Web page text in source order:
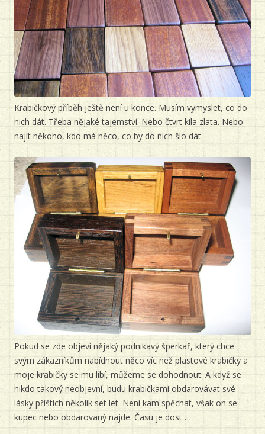
Krabičkový příběh ještě není u konce. Musím vymyslet, co do
nich dát. Třeba nějaké tajemství. Nebo čtvrt kila zlata. Nebo
najít někoho, kdo má něco, co by do nich šlo dát.
Pokud se zde objeví nějaký podnikavý šperkař, který chce
svým zákazníkům nabídnout něco víc než plastové krabičky a
moje krabičky se mu líbí, můžeme se dohodnout. A když se
nikdo takový neobjevní, budu krabičkami obdarovávat své
lásky příštích několik set let. Není kam spěchat, však on se
kupec nebo obdarovaný najde. Času je dost …